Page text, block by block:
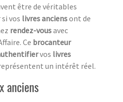
être de véritables
vos livres anciensont de
rendez-vousavec
Ce brocanteur
vos livres
un intérêt réel.
anciens